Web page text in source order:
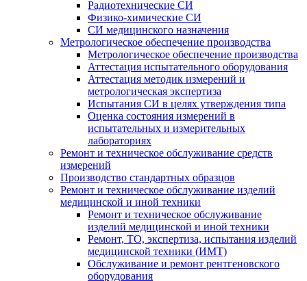
Радиотехнические СИ
Физико-химические СИ
СИ медицинского назначения
Метрологическое обеспечение производства
Метрологическое обеспечение производства
Аттестация испытательного оборудования
Аттестация методик измерений и
метрологическая экспертиза
Испытания СИ в целях утверждения типа
Оценка состояния измерений в
испытательных и измерительных
лабораториях
Ремонт и техническое обслуживание средств
измерений
Производство стандартных образцов
Ремонт и техническое обслуживание изделий
медицинской и иной техники
Ремонт и техническое обслуживание
изделий медицинской и иной техники
Ремонт, ТО, экспертиза, испытания изделий
медицинской техники (ИМТ)
Обслуживание и ремонт рентгеновского
оборудования